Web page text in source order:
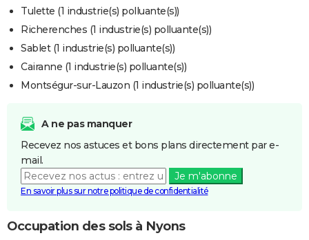
Tulette (1 industrie(s) polluante(s))
Richerenches (1 industrie(s) polluante(s))
Sablet (1 industrie(s) polluante(s))
Cairanne (1 industrie(s) polluante(s))
Montségur-sur-Lauzon (1 industrie(s) polluante(s))
A ne pas manquer
Recevez nos astuces et bons plans directement par e-
mail.
Je m'abonne
En savoir plus sur notre politique de confidentialité
Occupation des sols à Nyons